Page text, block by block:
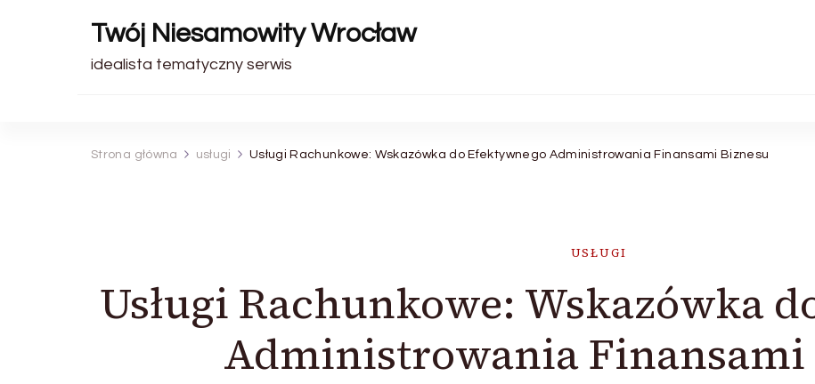
Twój Niesamowity Wrocław
idealista tematyczny serwis
Strona główna usługi Usługi Rachunkowe: Wskazówka do Efektywnego Administrowania Finansami Biznesu
USŁUGI
Usługi Rachunkowe: Wskazówka
Administrowania Finansami